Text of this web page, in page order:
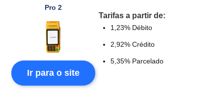
Pro 2
Ir para o site
Tarifas a partir de:
1,23% Débito
2,92% Crédito
5,35% Parcelado